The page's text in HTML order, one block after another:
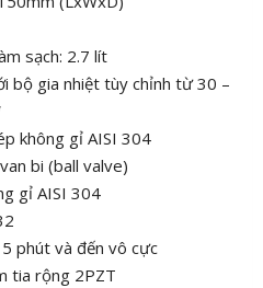
sạch: 2.7 lít
bộ gia nhiệt tùy chỉnh từ 30 –
không gỉ AISI 304
bi (ball valve)
gỉ AISI 304
phút và đến vô cực
tia rộng 2PZT